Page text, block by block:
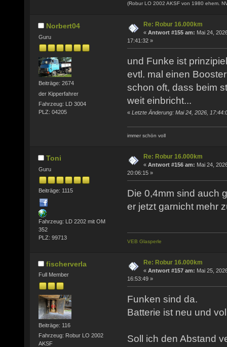
(Robur LO 2002 AKSF von 1980 ehem.
Norbert04
Guru
Beiträge: 2674
der Kipperfahrer
Fahrzeug: LD 3004
PLZ: 04205
Re: Robur 16.000km
« Antwort #155 am: Mai 24,
17:41:32 »
und Funke ist
evtl. mal einen
schon oft, dass beim
weit einbricht...
« Letzte Änderung: Mai 24, 2026,
immer schön voll
Toni
Guru
Beiträge: 1115
Fahrzeug: LD 2202 mit OM
352
PLZ: 99713
Re: Robur 16.000km
« Antwort #156 am: Mai 24,
20:06:15 »
Die 0,4mm sind auch
er jetzt garnicht mehr
VEB Glasperle
fischerverla
Full Member
Beiträge: 116
Fahrzeug: Robur LO 2002
AKSF
Re: Robur 16.000km
« Antwort #157 am: Mai 25,
16:53:49 »
Funken sind da.
Batterie ist neu und
Soll ich den Abstand